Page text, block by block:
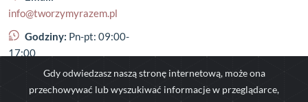
info@tworzymyrazem.pl
Godziny: Pn-pt: 09:00-
17:00
Gdy odwiedzasz naszą stronę internetową, może ona
przechowywać lub wyszukiwać informacje w przeglądarce,